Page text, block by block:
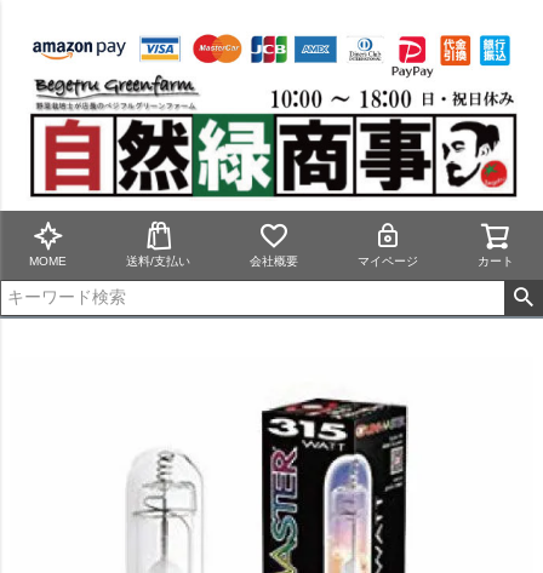
MOME 送料/支払い 会社概要 マイページ カート